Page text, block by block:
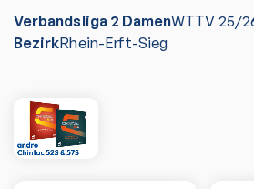
Verbandsliga 2 DamenWTTV 25/
BezirkRhein-Erft-Sieg